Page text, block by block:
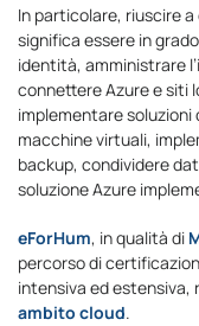
In particolare, riuscire
significa essere in
identità, amministrare
connettere Azure e siti
implementare
macchine virtuali,
backup, condividere
soluzione Azure
eForHum, in qualità di
percorso di
intensiva ed estensiva,
ambito cloud.